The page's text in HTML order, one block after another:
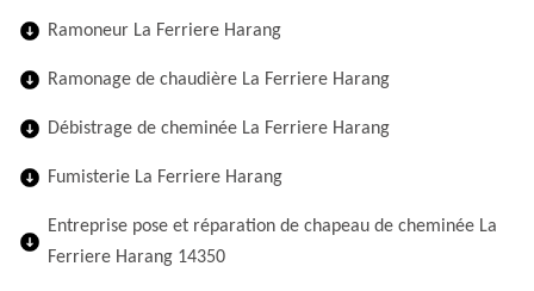
Ramoneur La Ferriere Harang
Ramonage de chaudière La Ferriere Harang
Débistrage de cheminée La Ferriere Harang
Fumisterie La Ferriere Harang
Entreprise pose et réparation de chapeau de cheminée La
Ferriere Harang 14350